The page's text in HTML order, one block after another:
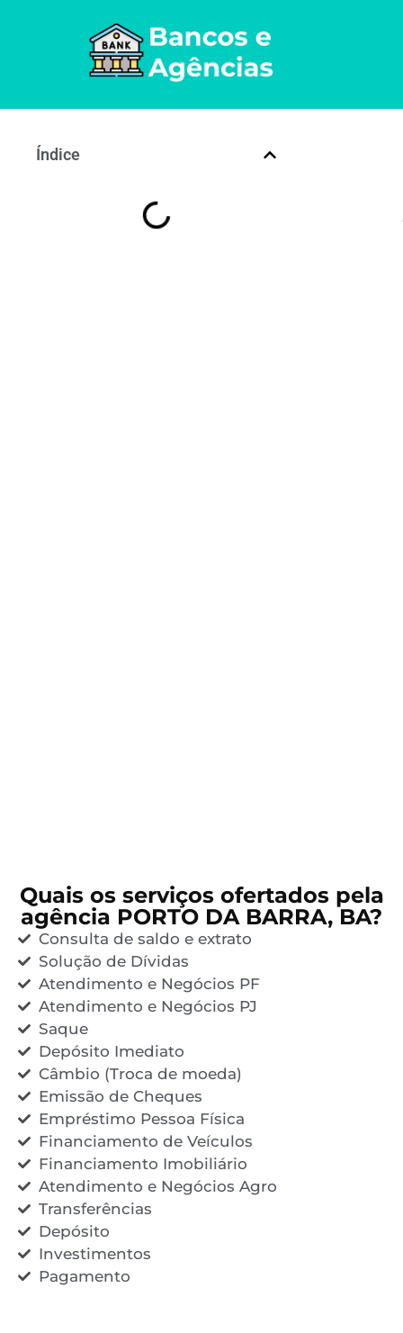
Índice
Quais os serviços ofertados pela
agência PORTO DA BARRA, BA?
Consulta de saldo e extrato
Solução de Dívidas
Atendimento e Negócios PF
Atendimento e Negócios PJ
Saque
Depósito Imediato
Câmbio (Troca de moeda)
Emissão de Cheques
Empréstimo Pessoa Física
Financiamento de Veículos
Financiamento Imobiliário
Atendimento e Negócios Agro
Transferências
Depósito
Investimentos
Pagamento